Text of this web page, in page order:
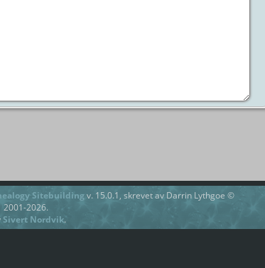
Sitebuildingv. 15.0.1, skrevet av Darrin Lythgoe ©
2001-2026.
Sivert Nordvik.